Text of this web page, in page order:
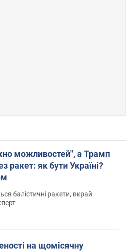
можливостей", а Трамп
ракет: як бути Україні?
балістичні ракети, вкрай
на щомісячну